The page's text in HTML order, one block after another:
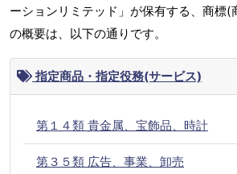
ーションリミテッド」が保有する、商標(
の概要は、以下の通りです。
指定商品・指定役務(サービス)
第１４類 貴金属、宝飾品、時計
第３５類 広告、事業、卸売